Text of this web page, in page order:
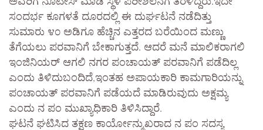
ಸಂದರ್ಭ ಕೂಗಳತೆ ದೂರದಲ್ಲಿ ಈ ದುರ್ಘಟನೆ ನಡೆದಿತ್ತು
ಸುಮಾರು ೪೦ ಅಡಿಗೂ ಹೆಚ್ಚಿನ ಎತ್ತರದ ಬರೆಯಿಂದ ಮಣ್ಣು
ತೆಗೆಯಲು ಪರವಾನಿಗೆ ಬೇಕಾಗುತ್ತದೆ. ಆದರೆ ಮನೆ ಮಾಲಿಕರಾಗಲಿ
ಇಂಜಿನಿಯರ್ ಆಗಲಿ ನಗರ ಪಂಚಾಯತ್ ಪರವಾನಿಗೆ ಪಡೆದಿಲ್ಲ
ಎಂದು ತಿಳಿದುಬಂದಿದೆ,ಇಂತಹ ಅಪಾಯಕಾರಿ ಕಾಮಗಾರಿಯನ್ನು
ಪಂಚಾಯತ್ ಪರವಾನಿಗೆ ಪಡೆಯದೆ ಮಾಡಿರುವುದು ಅಕ್ಷಮ್ಯ
ಎಂದು ನ ಪಂ ಮುಖ್ಯಾಧಿಕಾರಿ ತಿಳಿಸಿದ್ದಾರೆ.
ಘಟನೆ ಘಟಿಸಿದ ತಕ್ಷಣ ಕಾರ್ಯೋನ್ಮುಖರಾದ ನ ಪಂ ಸದಸ್ಯ